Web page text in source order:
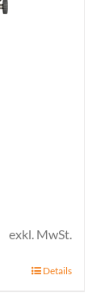
exkl. MwSt.
Details